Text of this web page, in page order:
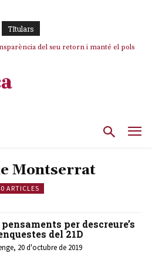
TItulars
del seu retorn i manté el pols
Montserrat
ARTICLES
pensaments per descreure’s
del 21D
20 d'octubre de 2019